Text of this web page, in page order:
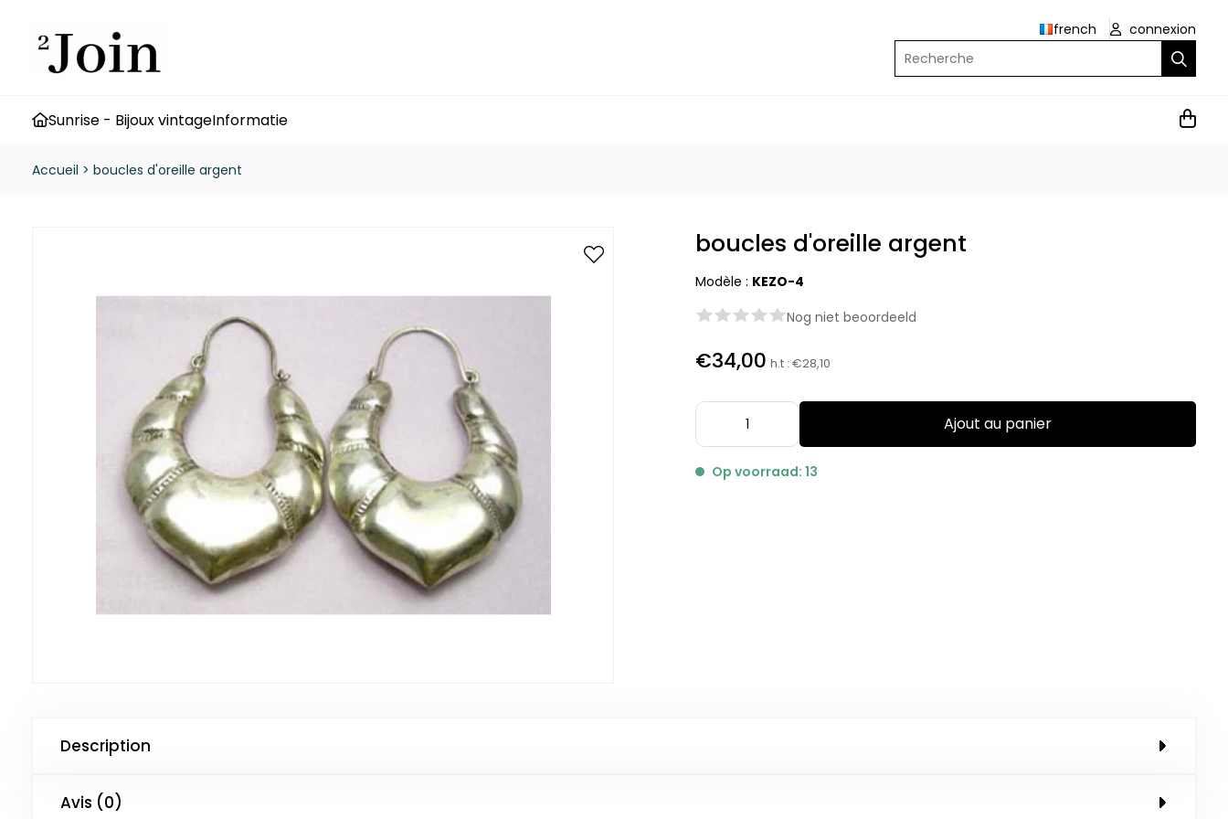
french
connexion
Recherche
Sunrise - Bijoux vintageInformatie
Accueil > boucles d'oreille argent
boucles d'oreille argent
Modèle : KEZO-4
Nog niet beoordeeld
€34,00 h.t :€28,10
Ajout au panier
Op voorraad: 13
Description
Avis (0)